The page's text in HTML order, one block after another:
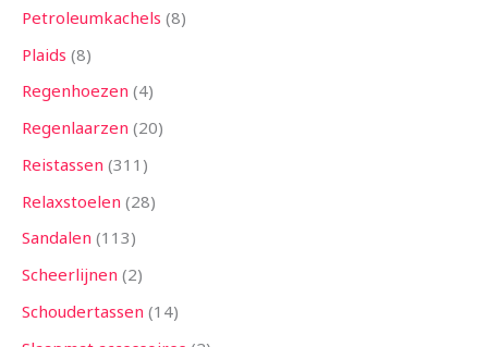
Petroleumkachels 8
Plaids 8
Regenhoezen 4
Regenlaarzen 20
Reistassen 311
Relaxstoelen 28
Sandalen 113
Scheerlijnen 2
Schoudertassen 14